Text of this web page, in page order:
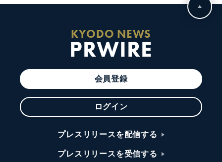
KYODO NEWS
PRWIRE
会員登録
ログイン
プレスリリースを配信する
プレスリリースを受信する